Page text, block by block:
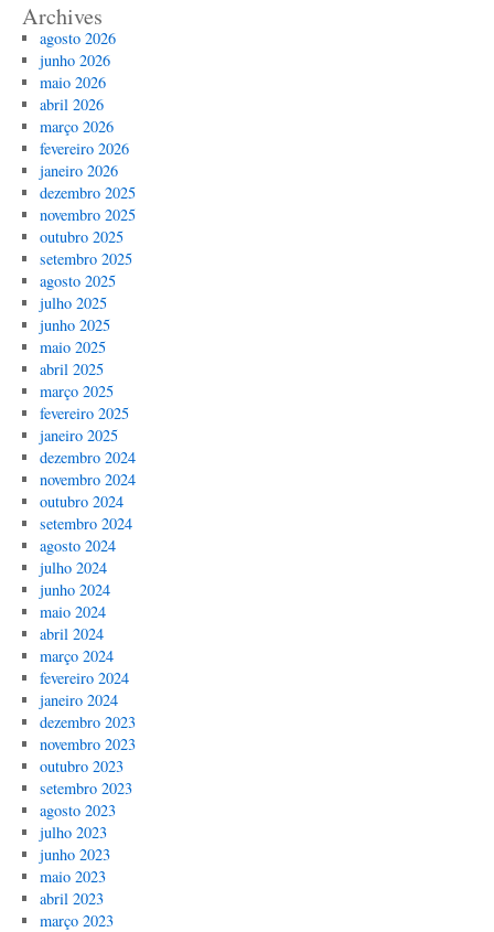
Archives
agosto 2026
junho 2026
maio 2026
abril 2026
março 2026
fevereiro 2026
janeiro 2026
dezembro 2025
novembro 2025
outubro 2025
setembro 2025
agosto 2025
julho 2025
junho 2025
maio 2025
abril 2025
março 2025
fevereiro 2025
janeiro 2025
dezembro 2024
novembro 2024
outubro 2024
setembro 2024
agosto 2024
julho 2024
junho 2024
maio 2024
abril 2024
março 2024
fevereiro 2024
janeiro 2024
dezembro 2023
novembro 2023
outubro 2023
setembro 2023
agosto 2023
julho 2023
junho 2023
maio 2023
abril 2023
março 2023